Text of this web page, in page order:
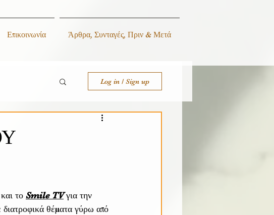
Log in / Sign up
και το Smile TV για την
διατροφικά θέματα γύρω από
Επικοινωνία Άρθρα, Συνταγές, Πριν & Μετά